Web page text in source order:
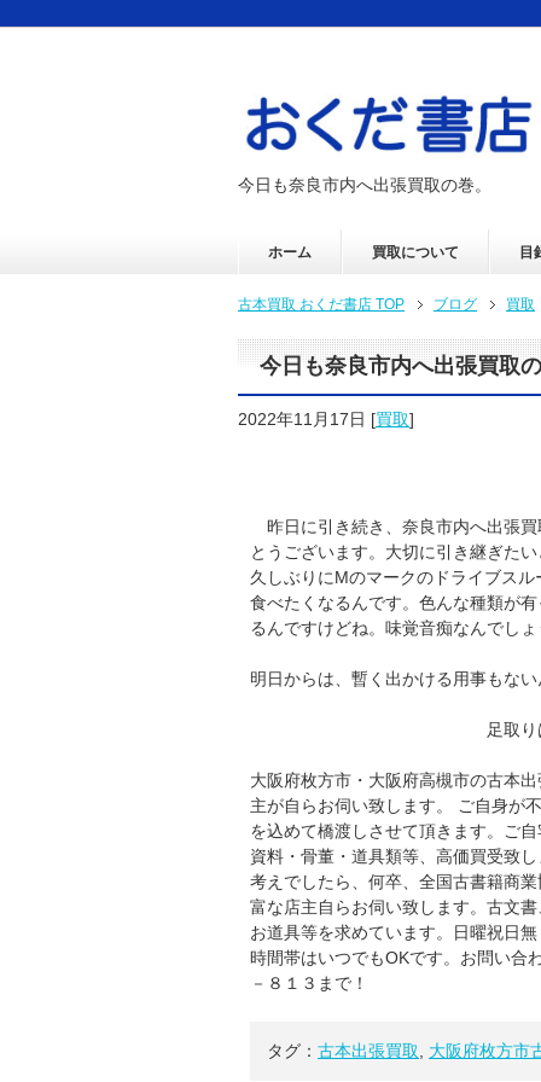
今日も奈良市内へ出張買取の巻。
ホーム 買取について 目
古本買取 おくだ書店 TOP ブログ 買取
今日も奈良市内へ出張買取
2022年11月17日 [買取]
昨日に引き続き、奈良市内へ出張
とうございます。大切に引き継ぎた
久しぶりにMのマークのドライブス
食べたくなるんです。色んな種類が
るんですけどね。味覚音痴なんでしょ
明日からは、暫く出かける用事もな
足取りは 波のリ
大阪府枚方市・大阪府高槻市の古本
主が自らお伺い致します。 ご自身が
を込めて橋渡しさせて頂きます。ご
資料・骨董・道具類等、高価買受致
考えでしたら、何卒、全国古書籍商
富な店主自らお伺い致します。古文
お道具等を求めています。日曜祝日
時間帯はいつでもOKです。お問い合
－８１３まで！
タグ： 古本出張買取, 大阪府枚方市